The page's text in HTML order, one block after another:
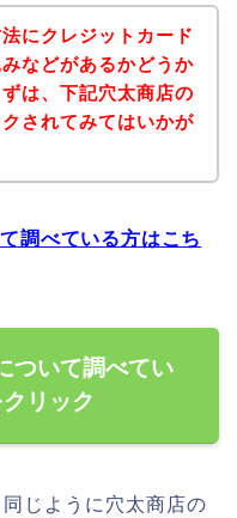
にクレジットカード
などがあるかどうか
は、下記穴太商店の
されてみてはいかが
調べている方はこち
ついて調べてい
リック
じように穴太商店の